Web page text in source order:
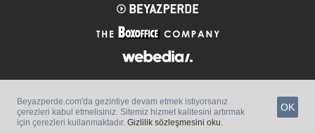
Beyazperde.com'da gezintiye devam etmek istiyorsanız
çerezleri kabul etmelisiniz. Sitemiz hizmet kalitesini artırmak
için çerezleri kullanmaktadır. Gizlilik sözleşmesini oku.
OK